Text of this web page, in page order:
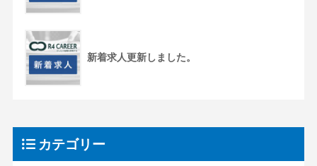
新着求人更新しました。
カテゴリー